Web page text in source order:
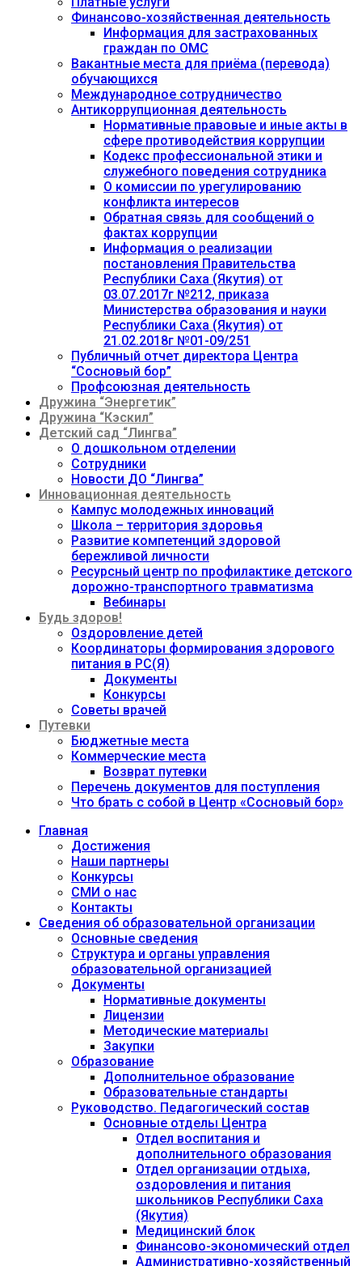
Финансово-хозяйственная деятельность
Информация для застрахованных
граждан по ОМС
Вакантные места для приёма (перевода)
обучающихся
Международное сотрудничество
Антикоррупционная деятельность
Нормативные правовые и иные акты в
сфере противодействия коррупции
Кодекс профессиональной этики и
служебного поведения сотрудника
О комиссии по урегулированию
конфликта интересов
Обратная связь для сообщений о
фактах коррупции
Информация о реализации
постановления Правительства
Республики Саха (Якутия) от
03.07.2017г №212, приказа
Министерства образования и науки
Республики Саха (Якутия) от
21.02.2018г №01-09/251
Публичный отчет директора Центра
“Сосновый бор”
Профсоюзная деятельность
Дружина “Энергетик”
Дружина “Кэскил”
Детский сад “Лингва”
О дошкольном отделении
Сотрудники
Новости ДО “Лингва”
Инновационная деятельность
Кампус молодежных инноваций
Школа – территория здоровья
Развитие компетенций здоровой
бережливой личности
Ресурсный центр по профилактике детского
дорожно-транспортного травматизма
Вебинары
Будь здоров!
Оздоровление детей
Координаторы формирования здорового
питания в РС(Я)
Документы
Конкурсы
Советы врачей
Путевки
Бюджетные места
Коммерческие места
Возврат путевки
Перечень документов для поступления
Что брать с собой в Центр «Сосновый бор»
Главная
Достижения
Наши партнеры
Конкурсы
СМИ о нас
Контакты
Сведения об образовательной организации
Основные сведения
Структура и органы управления
образовательной организацией
Документы
Нормативные документы
Лицензии
Методические материалы
Закупки
Образование
Дополнительное образование
Образовательные стандарты
Руководство. Педагогический состав
Основные отделы Центра
Отдел воспитания и
дополнительного образования
Отдел организации отдыха,
оздоровления и питания
школьников Республики Саха
(Якутия)
Медицинский блок
Финансово-экономический отдел
Административно-хозяйственный